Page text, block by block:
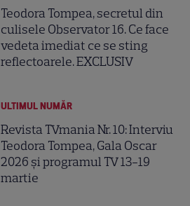
Teodora Tompea, secretul din
culisele Observator 16. Ce face
vedeta imediat ce se sting
reflectoarele. EXCLUSIV
ULTIMUL NUMĂR
Revista TVmania Nr. 10: Interviu
Teodora Tompea, Gala Oscar
2026 și programul TV 13-19
martie